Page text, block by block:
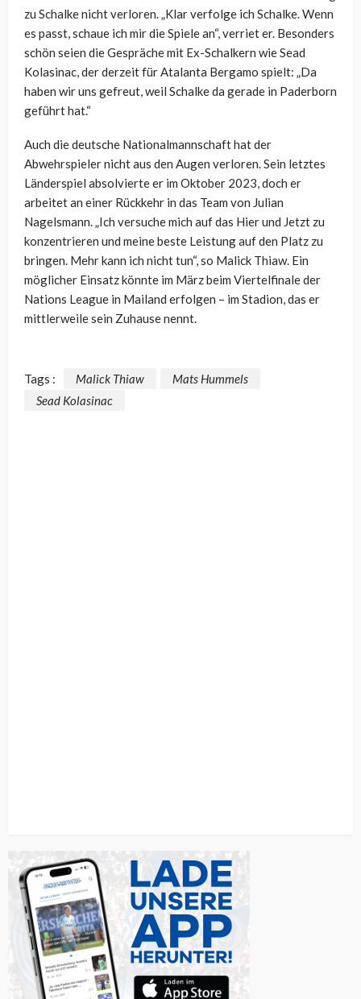
zu Schalke nicht verloren. „Klar verfolge ich Schalke. Wenn
es passt, schaue ich mir die Spiele an“, verriet er. Besonders
schön seien die Gespräche mit Ex-Schalkern wie Sead
Kolasinac, der derzeit für Atalanta Bergamo spielt: „Da
haben wir uns gefreut, weil Schalke da gerade in Paderborn
geführt hat.“
Auch die deutsche Nationalmannschaft hat der
Abwehrspieler nicht aus den Augen verloren. Sein letztes
Länderspiel absolvierte er im Oktober 2023, doch er
arbeitet an einer Rückkehr in das Team von Julian
Nagelsmann. „Ich versuche mich auf das Hier und Jetzt zu
konzentrieren und meine beste Leistung auf den Platz zu
bringen. Mehr kann ich nicht tun“, so Malick Thiaw. Ein
möglicher Einsatz könnte im März beim Viertelfinale der
Nations League in Mailand erfolgen – im Stadion, das er
mittlerweile sein Zuhause nennt.
Tags : Malick Thiaw
Mats Hummels
Sead Kolasinac